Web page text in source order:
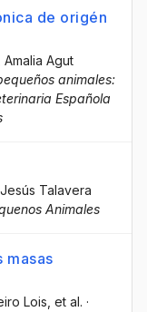
de origén
, Amalia Agut
animales:
Española
, Jesús Talavera
Animales
masas
Lois , et al. ·